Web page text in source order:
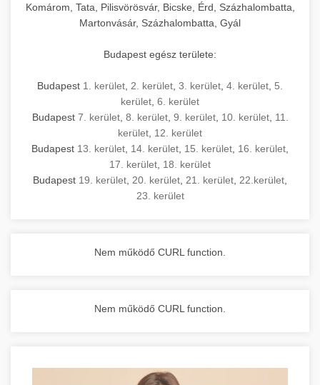
Komárom, Tata, Pilisvörösvár, Bicske, Érd, Százhalombatta,
Martonvásár, Százhalombatta, Gyál
Budapest egész területe:
Budapest 1. kerület 2. kerület 3. kerület 4. kerület 5.
kerület 6. kerület
Budapest 7. kerület, 8. kerület, 9. kerület, 10. kerület, 11.
kerület 12. kerület
Budapest 13. kerület 14. kerület 15. kerület 16. kerület
17. kerület 18. kerület
Budapest 19. kerület 20. kerület 21. kerület 22.kerület
23. kerület
Nem működő CURL function.
Nem működő CURL function.